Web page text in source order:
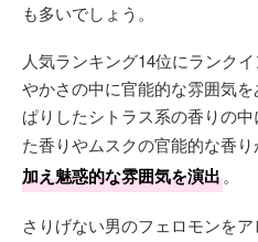
も多いでしょう。
人気ランキング14位にランク
やかさの中に官能的な雰囲気
ぱりしたシトラス系の香りの
た香りやムスクの官能的な香り
加え魅惑的な雰囲気を演出。
さりげない男のフェロモンを